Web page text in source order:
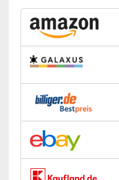
Schaumsprüher
Netzkabel
Verbindungsschlauch
Amazon Lieferzeit